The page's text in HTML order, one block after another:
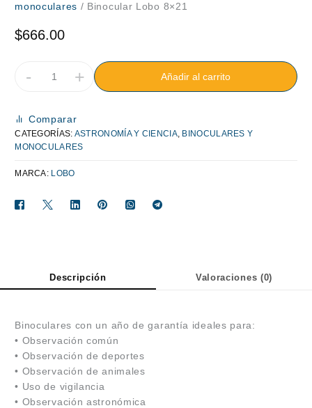
monoculares / Binocular Lobo 8×21
$666.00
+
- Añadir al carrito
Comparar
CATEGORÍAS: ASTRONOMÍA Y CIENCIA, BINOCULARES Y
MONOCULARES
MARCA: LOBO
Descripción Valoraciones (0)
Binoculares con un año de garantía ideales para:
• Observación común
• Observación de deportes
• Observación de animales
• Uso de vigilancia
• Observación astronómica